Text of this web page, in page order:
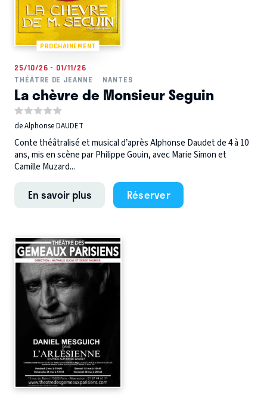
PROCHAINEMENT
25/10/26 - 01/11/26
THÉÂTRE DE JEANNE
NANTES
La chèvre de Monsieur Seguin
de Alphonse DAUDET
Conte théâtralisé et musical d’après Alphonse Daudet de 4 à 10
ans, mis en scène par Philippe Gouin, avec Marie Simon et
Camille Muzard...
En savoir plus Réserver